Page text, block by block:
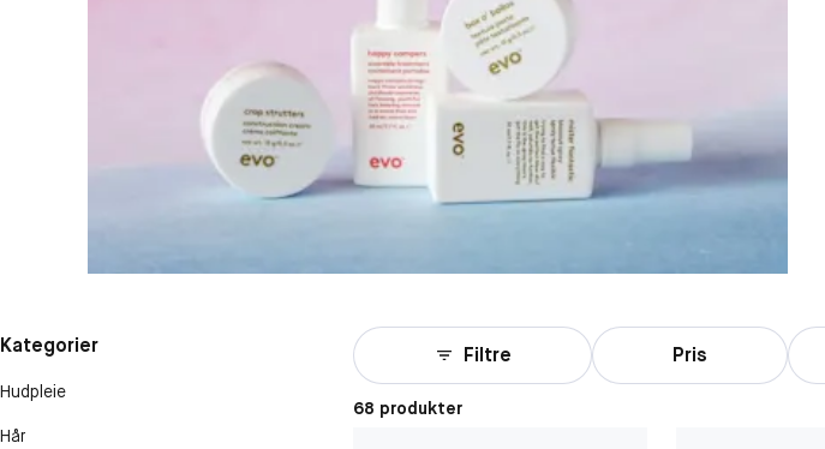
Kategorier
Hudpleie
Hår
Filtre Pris
68 produkter